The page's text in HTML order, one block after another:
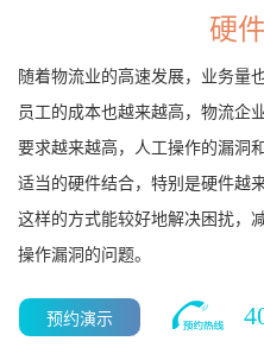
硬
随着物流业的高速发展，业务量
员工的成本也越来越高，物流企
要求越来越高，人工操作的漏洞
适当的硬件结合，特别是硬件越
这样的方式能较好地解决困扰，
操作漏洞的问题。
预约演示